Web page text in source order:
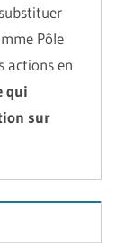
Pôle
actions en
qui
sur